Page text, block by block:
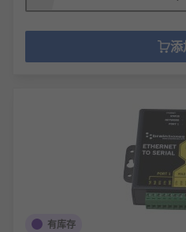
添
有库存